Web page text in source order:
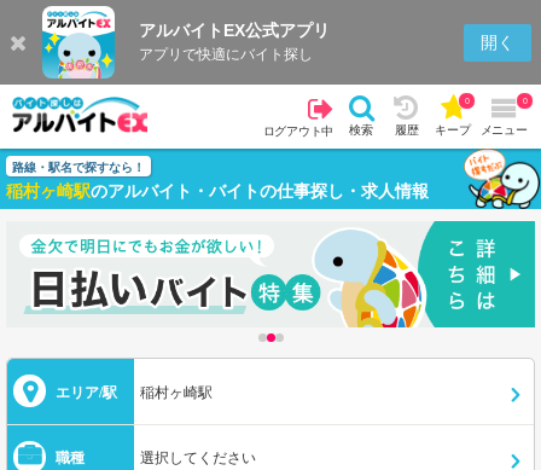
アルバイトEX公式アプリ
アプリで快適にバイト探し
開く
ログアウト中 検索 履歴 キープ
0
メニュー
0
路線・駅名で探すなら！
稲村ヶ崎駅のアルバイト・バイトの仕事探し・求人情報
エリア/駅 稲村ヶ崎駅
職種 選択してください